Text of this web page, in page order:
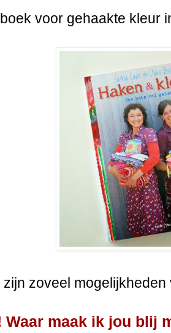
voor gehaakte kleur
zijn zoveel
Waar maak ik jou blij